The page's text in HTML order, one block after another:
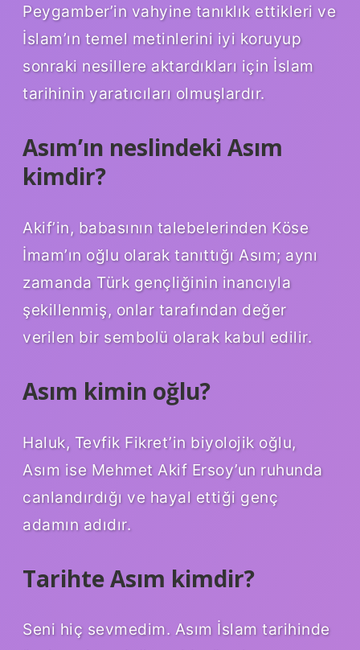
Peygamber’in vahyine tanıklık ettikleri ve
İslam’ın temel metinlerini iyi koruyup
sonraki nesillere aktardıkları için İslam
tarihinin yaratıcıları olmuşlardır.
Asım’ın neslindeki Asım
kimdir?
Akif’in, babasının talebelerinden Köse
İmam’ın oğlu olarak tanıttığı Asım; aynı
zamanda Türk gençliğinin inancıyla
şekillenmiş, onlar tarafından değer
verilen bir sembolü olarak kabul edilir.
Asım kimin oğlu?
Haluk, Tevfik Fikret’in biyolojik oğlu,
Asım ise Mehmet Akif Ersoy’un ruhunda
canlandırdığı ve hayal ettiği genç
adamın adıdır.
Tarihte Asım kimdir?
Seni hiç sevmedim. Asım İslam tarihinde